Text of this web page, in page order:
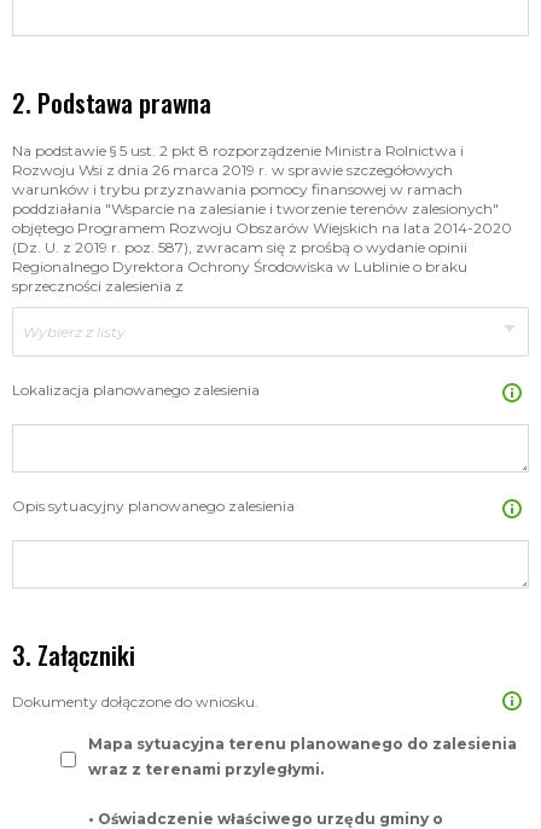
Podstawa prawna
Na podstawie § 5 ust. 2 pkt 8 rozporządzenie Ministra Rolnictwa i
Rozwoju Wsi z dnia 26 marca 2019 r. w sprawie szczegółowych
warunków i trybu przyznawania pomocy finansowej w ramach
poddziałania "Wsparcie na zalesianie i tworzenie terenów zalesionych"
objętego Programem Rozwoju Obszarów Wiejskich na lata 2014-2020
(Dz. U. z 2019 r. poz. 587), zwracam się z prośbą o wydanie opinii
Regionalnego Dyrektora Ochrony Środowiska w Lublinie o braku
sprzeczności zalesienia z
Wybierz z listy
Lokalizacja planowanego zalesienia
Opis sytuacyjny planowanego zalesienia
Załączniki
Dokumenty dołączone do wniosku.
Mapa sytuacyjna terenu planowanego do zalesienia
wraz z terenami przyległymi.
• Oświadczenie właściwego urzędu gminy o